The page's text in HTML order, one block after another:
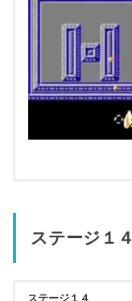
ステージ１４
ステージ１４